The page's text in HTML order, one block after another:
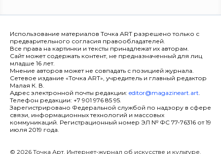
Использование материалов Точка ART разрешено только с
предварительного согласия правообладателей.
Все права на картинки и тексты принадлежат их авторам.
Сайт может содержать контент, не предназначенный для лиц
младше 16 лет.
Мнение авторов может не совпадать с позицией журнала.
Сетевое издание «Точка ART», учредитель и главный редактор
Малая К. В.
Адрес электронной почты редакции: editor@magazineart.art.
Телефон редакции: +7 901 976 85 95.
Зарегистрировано Федеральной службой по надзору в сфере
связи, информационных технологий и массовых
коммуникаций. Регистрационный номер ЭЛ № ФС 77-76316 от 19
июля 2019 года.
© 2026 Точка Арт. Интернет-журнал об искусстве и культуре.